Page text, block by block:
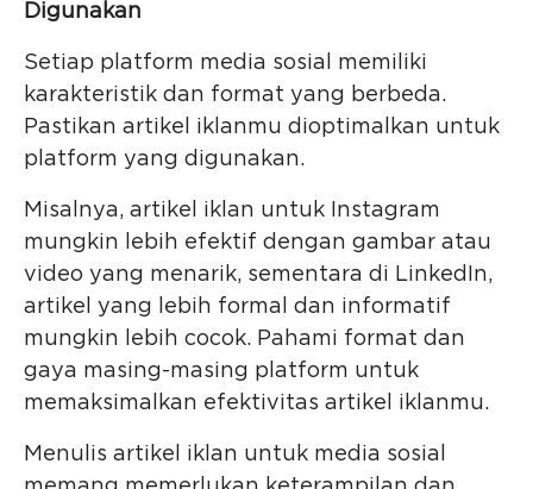
Digunakan
Setiap platform media sosial memiliki
karakteristik dan format yang berbeda.
Pastikan artikel iklanmu dioptimalkan untuk
platform yang digunakan.
Misalnya, artikel iklan untuk Instagram
mungkin lebih efektif dengan gambar atau
video yang menarik, sementara di LinkedIn,
artikel yang lebih formal dan informatif
mungkin lebih cocok. Pahami format dan
gaya masing-masing platform untuk
memaksimalkan efektivitas artikel iklanmu.
Menulis artikel iklan untuk media sosial